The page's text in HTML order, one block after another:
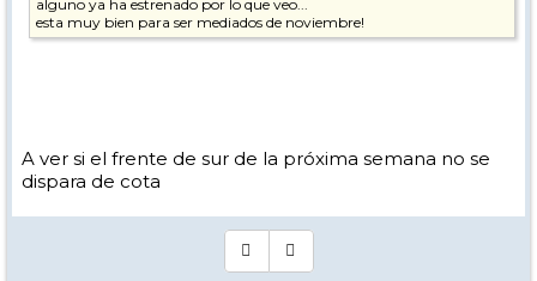
alguno ya ha estrenado por lo que veo...
esta muy bien para ser mediados de noviembre!
A ver si el frente de sur de la próxima semana no se
dispara de cota